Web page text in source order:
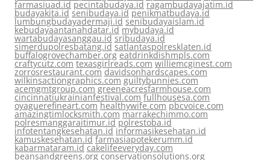
farmasiuad.id pecintabudaya.id ragambudayajatim.id
budayakita.id senibudaya.id penikmatbudaya.id
lumbungbudayadermaji.id senibudayaislam.id
kebudayaantanahdatar.id mybudaya.id
wartabudayasanggau.id sribudaya.id
simerdupolresbatang.id satlantaspolresklaten.id
buffalogrovechamber.org eatdrinkdishmpls.com
craftycutz.com texasgirlreads.com williemcginest.com
zorrosrestaurant.com davidsonhardscapes.com
wilkinsactiongraphics.com guiltybunnies.com
acemgmtgroup.com greeneacresfarmhouse.com
cincinnatiukrainianfestival.com fullhousesa.com
oyaguerefineart.com healthywife.com pbcvoice.com
amazingtimlocksmith.com marrakechimmo.com
polresmanggaraitimur.id polrestoba.id
infotentangkesehatan.id informasikesehatan.id
kamuskesehatan.id farmasiapotekerumm.id
kabarmataram.id cakelifeeveryday.com
beansandgreens.org conservationsolutions.org